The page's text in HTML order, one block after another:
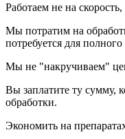
Работаем не на скорость,
Мы потратим на
потребуется для
Мы не "накручиваем"
Вы заплатите ту сумму,
обработки.
Экономить на